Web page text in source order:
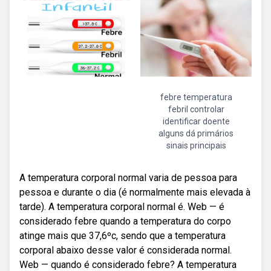
febre temperatura
febril controlar
identificar doente
alguns dá primários
sinais principais
A temperatura corporal normal varia de pessoa para
pessoa e durante o dia (é normalmente mais elevada à
tarde). A temperatura corporal normal é. Web — é
considerado febre quando a temperatura do corpo
atinge mais que 37,6ºc, sendo que a temperatura
corporal abaixo desse valor é considerada normal.
Web — quando é considerado febre? A temperatura